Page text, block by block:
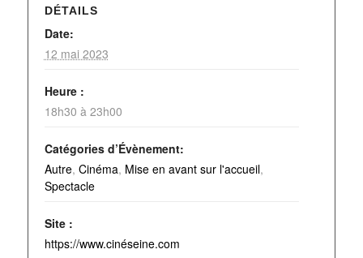
DÉTAILS
Date:
12 mai 2023
Heure :
18h30 à 23h00
Catégories d’Évènement:
Autre, Cinéma, Mise en avant sur l'accueil,
Spectacle
Site :
https://www.cinéseine.com